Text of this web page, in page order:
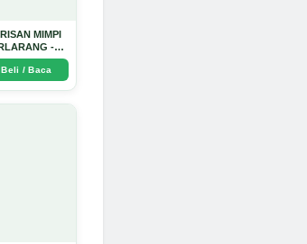
MIMPI
-
Dinata
Beli / Baca